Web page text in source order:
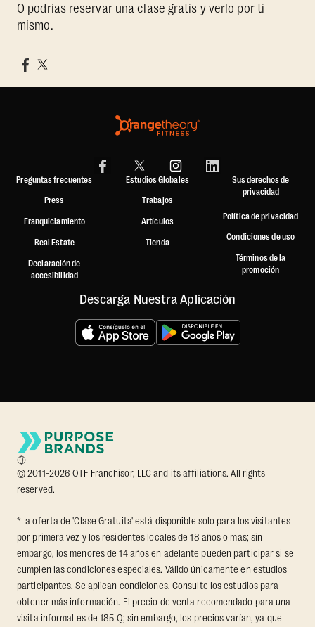
O podrías reservar una clase gratis y verlo por ti
mismo.
Preguntas frecuentes
Press
Franquiciamiento
Real Estate
Declaración de
accesibilidad
Estudios Globales
Trabajos
Artículos
Tienda
Sus derechos de
privacidad
Política de privacidad
Condiciones de uso
Términos de la
promoción
Descarga Nuestra Aplicación
© 2011-2026 OTF Franchisor, LLC and its affiliations. All rights
reserved.
*La oferta de 'Clase Gratuita' está disponible solo para los visitantes
por primera vez y los residentes locales de 18 años o más; sin
embargo, los menores de 14 años en adelante pueden participar si se
cumplen las condiciones especiales. Válido únicamente en estudios
participantes. Se aplican condiciones. Consulte los estudios para
obtener más información. El precio de venta recomendado para una
visita informal es de 185 Q; sin embargo, los precios varían, ya que